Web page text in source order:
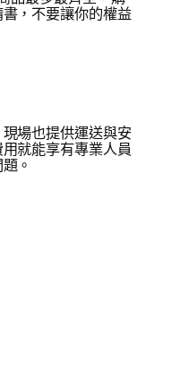
，不要讓你的權益
場也提供運送與安
就能享有專業人員
。